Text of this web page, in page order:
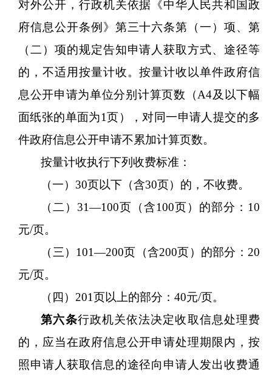
对外公开，行政机关依据《中华人民共和国政
府信息公开条例》第三十六条第（一）项、第
（二）项的规定告知申请人获取方式、途径等
的，不适用按量计收。按量计收以单件政府信
息公开申请为单位分别计算页数（A4及以下幅
面纸张的单面为1页），对同一申请人提交的多
件政府信息公开申请不累加计算页数。
按量计收执行下列收费标准：
（一） 30页以下（含30页）的，不收费。
（二） 31—100页（含100页）的部分：10
元/页。
（三） 101—200页（含200页）的部分：20
元/页。
（四） 201页以上的部分：40元/页。
第六条行政机关依法决定收取信息处理费
的，应当在政府信息公开申请处理期限内，按
照申请人获取信息的途径向申请人发出收费通